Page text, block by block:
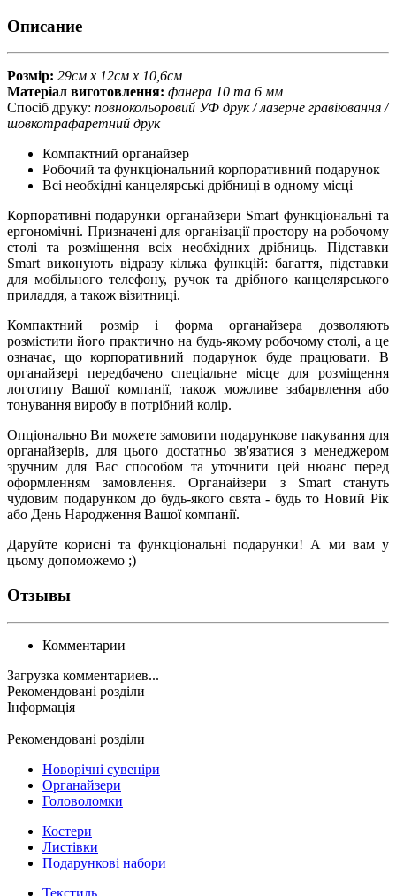
Описание
Розмір: 29см х 12см х 10,6см
Матеріал виготовлення: фанера 10 та 6 мм
Спосіб друку: повнокольоровий УФ друк / лазерне гравіювання /
шовкотрафаретний друк
Компактний органайзер
Робочий та функціональний корпоративний подарунок
Всі необхідні канцелярські дрібниці в одному місці
Корпоративні подарунки органайзери Smart функціональні та
ергономічні. Призначені для організації простору на робочому
столі та розміщення всіх необхідних дрібниць. Підставки
Smart виконують відразу кілька функцій: багаття, підставки
для мобільного телефону, ручок та дрібного канцелярського
приладдя, а також візитниці.
Компактний розмір і форма органайзера дозволяють
розмістити його практично на будь-якому робочому столі, а це
означає, що корпоративний подарунок буде працювати. В
органайзері передбачено спеціальне місце для розміщення
логотипу Вашої компанії, також можливе забарвлення або
тонування виробу в потрібний колір.
Опціонально Ви можете замовити подарункове пакування для
органайзерів, для цього достатньо зв'язатися з менеджером
зручним для Вас способом та уточнити цей нюанс перед
оформленням замовлення. Органайзери з Smart стануть
чудовим подарунком до будь-якого свята - будь то Новий Рік
або День Народження Вашої компанії.
Даруйте корисні та функціональні подарунки! А ми вам у
цьому допоможемо ;)
Отзывы
Комментарии
Загрузка комментариев...
Рекомендовані розділи
Інформація
Рекомендовані розділи
Новорічні сувеніри
Органайзери
Головоломки
Костери
Листівки
Подарункові набори
Текстиль